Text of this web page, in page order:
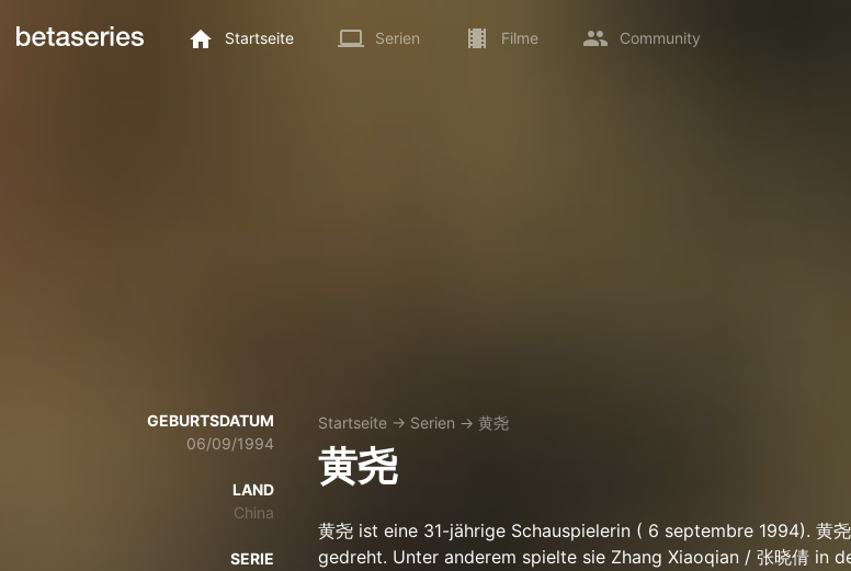
Startseite Serien Filme Community
GEBURTSDATUM
06/09/1994
LAND
China
SERIE
Startseite → Serien → 黄尧
黄尧
黄尧 ist eine 31-jährige Schauspielerin ( 6 septembre 1994). 黄
gedreht. Unter anderem spielte sie Zhang Xiaoqian / 张晓倩 in